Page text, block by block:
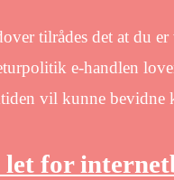
tilrådes det at du
e-handlen
vil kunne bevidne
let for